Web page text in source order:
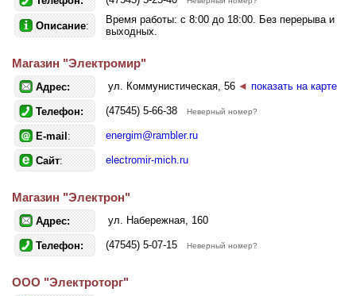
Описание:
Время работы: с 8:00 до 18:00. Без перерыва и
выходных.
Магазин "Электромир"
Адрес: ул. Коммунистическая, 56 ◄ показать на карте
Телефон: (47545) 5-66-38 Неверный номер?
E-mail : energim@rambler.ru
Сайт: electromir-mich.ru
Магазин "Электрон"
Адрес: ул. Набережная, 160
Телефон: (47545) 5-07-15 Неверный номер?
ООО "Электроторг"